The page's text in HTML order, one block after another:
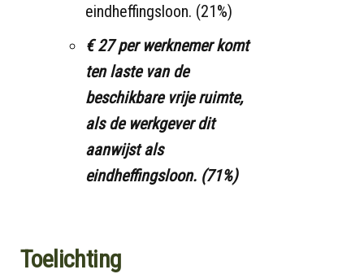
eindheffingsloon. (21%)
€ 27 per werknemer komt
ten laste van de
beschikbare vrije ruimte,
als de werkgever dit
aanwijst als
eindheffingsloon. (71%)
Toelichting